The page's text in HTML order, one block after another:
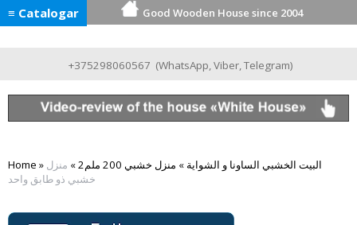
≡ Catalogar Good Wooden House since 2004
+375298060567 (WhatsApp,Viber,Telegram)
Home » البيت الخشبي الساونا و الشواية » منزل خشبي 200 ملم2 » منزل
خشبي ذو طابق واحد